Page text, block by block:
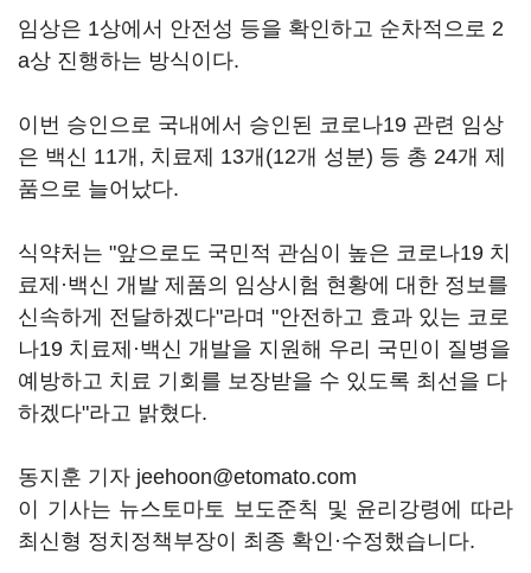
임상은 1상에서 안전성 등을 확인하고 순차적으로 2
a상 진행하는 방식이다.
이번 승인으로 국내에서 승인된 코로나19 관련 임상
은 백신 11개, 치료제 13개(12개 성분) 등 총 24개 제
품으로 늘어났다.
식약처는 "앞으로도 국민적 관심이 높은 코로나19 치
료제·백신 개발 제품의 임상시험 현황에 대한 정보를
신속하게 전달하겠다"라며 "안전하고 효과 있는 코로
나19 치료제·백신 개발을 지원해 우리 국민이 질병을
예방하고 치료 기회를 보장받을 수 있도록 최선을 다
하겠다"라고 밝혔다.
동지훈 기자 jeehoon@etomato.com
이 기사는 뉴스토마토 보도준칙 및 윤리강령에 따라
최신형 정치정책부장이 최종 확인·수정했습니다.